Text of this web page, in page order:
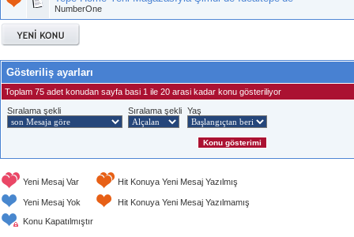
NumberOne
Gösteriliş ayarları
Toplam 75 adet konudan sayfa basi 1 ile 20 arasi kadar konu gösteriliyor
Sıralama şekli
Sıralama şekli Yaş
Yeni Mesaj Var Hit Konuya Yeni Mesaj Yazılmış
Yeni Mesaj Yok
Hit Konuya Yeni Mesaj Yazılmamış
Konu Kapatılmıştır